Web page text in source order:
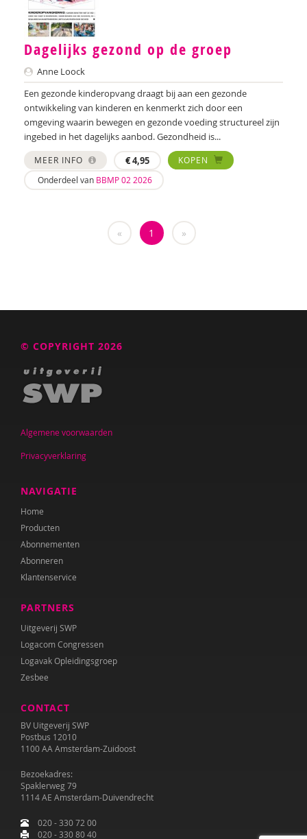
Dagelijks gezond op de groep
Anne Loock
Een gezonde kinderopvang draagt bij aan een gezonde
ontwikkeling van kinderen en kenmerkt zich door een
omgeving waarin bewegen en gezonde voeding structureel zijn
ingebed in het dagelijks aanbod. Gezondheid is...
MEER INFO €4,95
KOPEN
Onderdeel van BBMP 02 2026
« 1 »
© COPYRIGHT 2026
Algemene voorwaarden
Privacyverklaring
NAVIGATIE
Home
Producten
Abonnementen
Abonneren
Klantenservice
PARTNERS
Uitgeverij SWP
Logacom Congressen
Logavak Opleidingsgroep
Zesbee
CONTACT
BV Uitgeverij SWP
Postbus 12010
1100 AA Amsterdam-Zuidoost
Bezoekadres:
Spaklerweg 79
1114 AE Amsterdam-Duivendrecht
020 - 330 72 00
020 - 330 80 40